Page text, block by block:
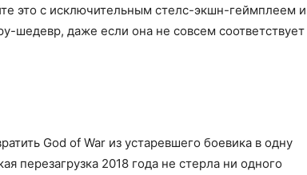
это с исключительным стелс-экшн-геймплеем и
шедевр, даже если она не совсем соответствует
God of War из устаревшего боевика в одну
перезагрузка 2018 года не стерла ни одного